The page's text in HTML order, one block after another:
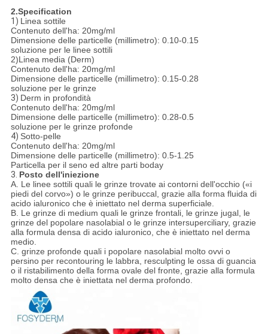
2.Specification
1) Linea sottile
Contenuto dell'ha: 20mg/ml
Dimensione delle particelle (millimetro): 0.10-0.15
soluzione per le linee sottili
2)Linea media (Derm)
Contenuto dell'ha: 20mg/ml
Dimensione delle particelle (millimetro): 0.15-0.28
soluzione per le grinze
3) Derm in profondità
Contenuto dell'ha: 20mg/ml
Dimensione delle particelle (millimetro): 0.28-0.5
soluzione per le grinze profonde
4) Sotto-pelle
Contenuto dell'ha: 20mg/ml
Dimensione delle particelle (millimetro): 0.5-1.25
Particella per il seno ed altre parti boday
3. Posto dell'iniezione
A. Le linee sottili quali le grinze trovate ai contorni dell'occhio («i
piedi del corvo») o le grinze peribuccal, grazie alla forma fluida di
acido ialuronico che è iniettato nel derma superficiale.
B. Le grinze di medium quali le grinze frontali, le grinze jugal, le
grinze del popolare nasolabial o le grinze intersuperciliary, grazie
alla formula densa di acido ialuronico, che è iniettato nel derma
medio.
C. grinze profonde quali i popolare nasolabial molto ovvi o
persino per recontouring le labbra, resculpting le ossa di guancia
o il ristabilimento della forma ovale del fronte, grazie alla formula
molto densa che è iniettata nel derma profondo.